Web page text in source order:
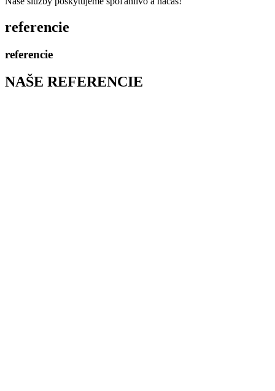
referencie
referencie
NAŠE REFERENCIE